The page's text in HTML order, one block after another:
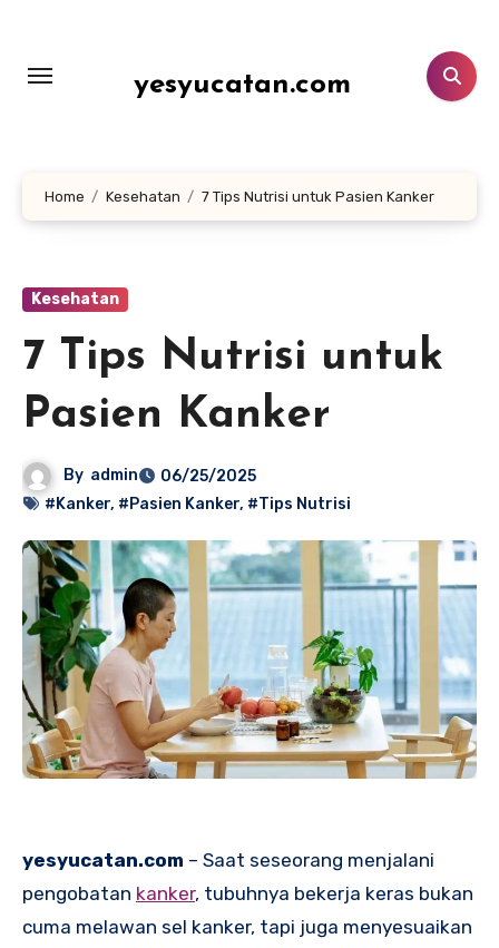
konten
yesyucatan.com
Home Kesehatan 7 Tips Nutrisi untuk Pasien Kanker
Kesehatan
7 Tips Nutrisi untuk
Pasien Kanker
By admin
06/25/2025
#Kanker, #Pasien Kanker, #Tips Nutrisi
yesyucatan.com – Saat seseorang menjalani
pengobatan kanker, tubuhnya bekerja keras bukan
cuma melawan sel kanker, tapi juga menyesuaikan